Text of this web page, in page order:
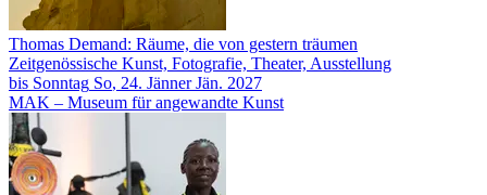
Thomas Demand: Räume, die von gestern träumen
Zeitgenössische Kunst, Fotografie, Theater, Ausstellung
bis Sonntag So, 24. Jänner Jän. 2027
MAK – Museum für angewandte Kunst